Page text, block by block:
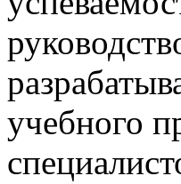
учебного